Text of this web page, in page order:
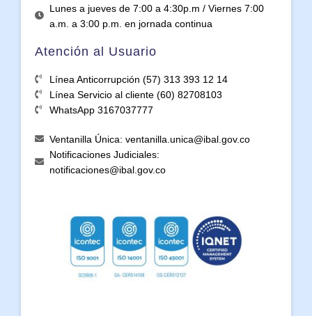
Lunes a jueves de 7:00 a 4:30p.m / Viernes 7:00
a.m. a 3:00 p.m. en jornada continua
Atención al Usuario
Línea Anticorrupción (57) 313 393 12 14
Línea Servicio al cliente (60) 82708103
WhatsApp 3167037777
Ventanilla Única: ventanilla.unica@ibal.gov.co
Notificaciones Judiciales:
notificaciones@ibal.gov.co